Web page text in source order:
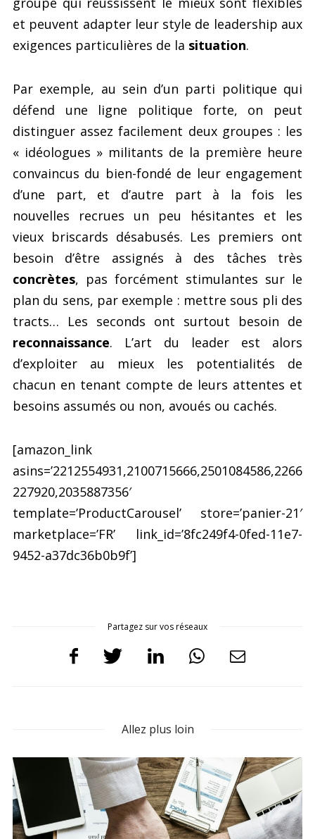
et peuvent adapter leur style de leadership aux
exigences particulières de la situation.
Par exemple, au sein d’un parti politique qui
défend une ligne politique forte, on peut
distinguer assez facilement deux groupes : les
« idéologues » militants de la première heure
convaincus du bien-fondé de leur engagement
d’une part, et d’autre part à la fois les
nouvelles recrues un peu hésitantes et les
vieux briscards désabusés. Les premiers ont
besoin d’être assignés à des tâches très
concrètes, pas forcément stimulantes sur le
plan du sens, par exemple : mettre sous pli des
tracts… Les seconds ont surtout besoin de
reconnaissance. L’art du leader est alors
d’exploiter au mieux les potentialités de
chacun en tenant compte de leurs attentes et
besoins assumés ou non, avoués ou cachés.
[amazon_link
asins=’2212554931,2100715666,2501084586,2266
227920,2035887356′
template=’ProductCarousel’ store=’panier-21′
marketplace=’FR’ link_id=’8fc249f4-0fed-11e7-
9452-a37dc36b0b9f’]
Partagez sur vos réseaux
Allez plus loin